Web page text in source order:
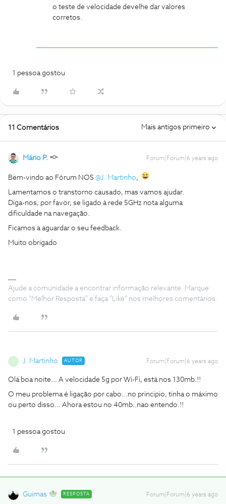
o teste de velocidade develhe dar valores
corretos.
1 pessoa gostou
11 Comentários Mais antigos primeiro
Mário P. Forum|Forum|6 years ago
Bem-vindo ao Fórum NOS @J. Martinho,
Lamentamos o transtorno causado, mas vamos ajudar.
Diga-nos, por favor, se ligado à rede 5GHz nota alguma
dificuldade na navegação.
Ficamos a aguardar o seu feedback.
Muito obrigado
Ajude a comunidade a encontrar informação relevante. Marque
como "Melhor Resposta" e faça "Like" nos melhores comentários.
J. Martinho AUTOR Forum|Forum|6 years ago
Olá boa noite... A velocidade 5g por Wi-Fi, está nos 130mb.!!
O meu problema é ligação por cabo...no principio, tinha o máximo
ou perto disso... Ahora estou no 40mb..nao entendo.!!
1 pessoa gostou
Guimas RESPOSTA Forum|Forum|6 years ago